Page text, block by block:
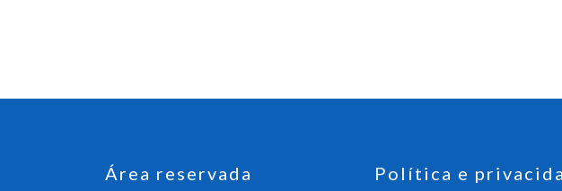
Área reservada Política e